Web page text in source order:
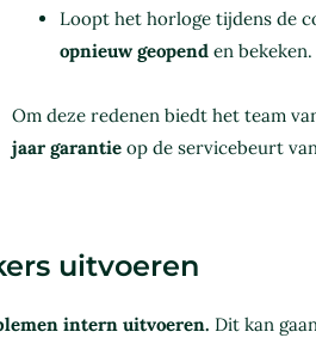
Loopt het horloge tijdens de
opnieuw geopenden bekeken.
Om deze redenen biedt het team
jaar garantieop de servicebeurt
uitvoeren
intern uitvoeren. Dit kan